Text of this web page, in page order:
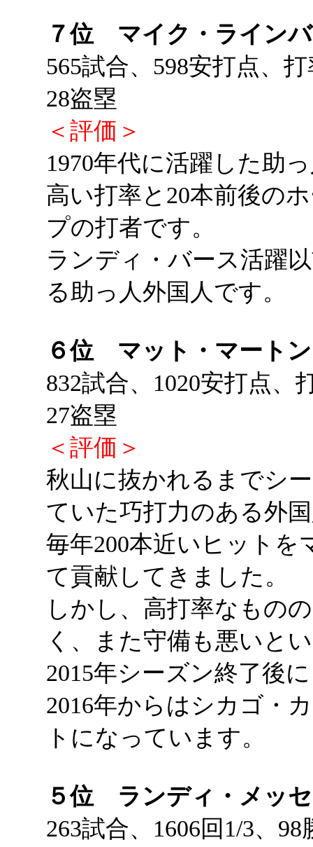
７位 マイク・ライン
565試合、598安打点、
28盗塁
＜評価＞
1970年代に活躍した助
高い打率と20本前後の
プの打者です。
ランディ・バース活躍
る助っ人外国人です。
６位 マット・マート
832試合、1020安打点、
27盗塁
＜評価＞
秋山に抜かれるまでシ
ていた巧打力のある外
毎年200本近いヒットを
て貢献してきました。
しかし、高打率なもの
く、また守備も悪いと
2015年シーズン終了後
2016年からはシカゴ・
トになっています。
５位 ランディ・メッ
263試合、1606回1/3、